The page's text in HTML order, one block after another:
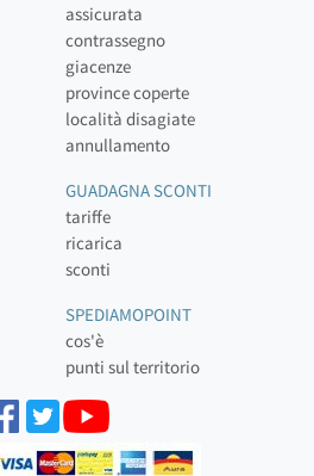
assicurata
contrassegno
giacenze
province coperte
località disagiate
annullamento
GUADAGNA SCONTI
tariffe
ricarica
sconti
SPEDIAMOPOINT
cos'è
punti sul territorio